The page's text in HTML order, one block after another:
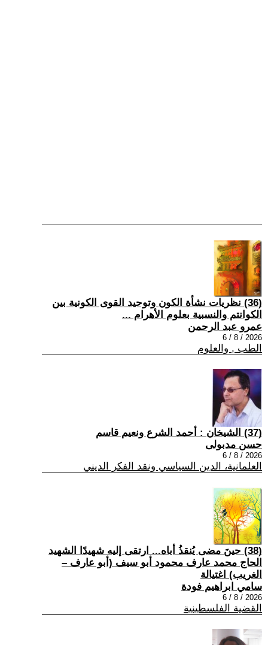
(36) نظريات نشأة الكون وتوحيد القوى الكونية بين
الكوانتم والنسبية بعلوم الأهرام ...
عمرو عبد الرحمن
2026 / 8 / 6
الطب , والعلوم
(37) الشيخان : أحمد الشرع ونعيم قاسم
حسن مدبولى
2026 / 8 / 6
العلمانية، الدين السياسي ونقد الفكر الديني
(38) حينَ مضى يُنقذُ أباه... ارتقى إليه شهيدًا الشهيد
الحاج محمد عارف محمود أبو سيف (أبو عارف –
الغريب) اغتيالة
سامي ابراهيم فودة
2026 / 8 / 6
القضية الفلسطينية